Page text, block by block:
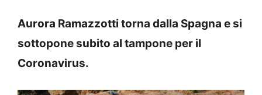
Aurora Ramazzotti torna dalla Spagna e si
sottopone subito al tampone per il
Coronavirus.